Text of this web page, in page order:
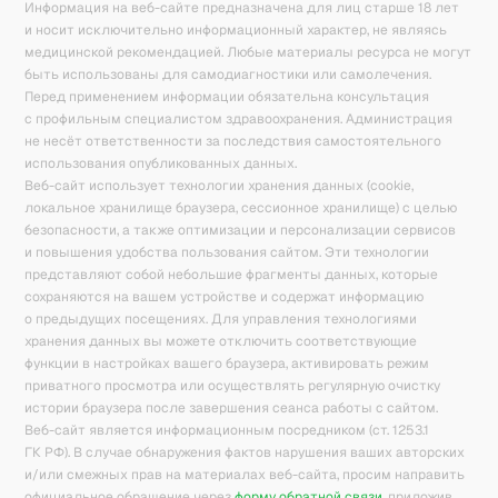
Информация на веб-сайте предназначена для лиц старше 18 лет
и носит исключительно информационный характер, не являясь
медицинской рекомендацией. Любые материалы ресурса не могут
быть использованы для самодиагностики или самолечения.
Перед применением информации обязательна консультация
с профильным специалистом здравоохранения. Администрация
не несёт ответственности за последствия самостоятельного
использования опубликованных данных.
Веб-сайт использует технологии хранения данных (cookie,
локальное хранилище браузера, сессионное хранилище) с целью
безопасности, а также оптимизации и персонализации сервисов
и повышения удобства пользования сайтом. Эти технологии
представляют собой небольшие фрагменты данных, которые
сохраняются на вашем устройстве и содержат информацию
о предыдущих посещениях. Для управления технологиями
хранения данных вы можете отключить соответствующие
функции в настройках вашего браузера, активировать режим
приватного просмотра или осуществлять регулярную очистку
истории браузера после завершения сеанса работы с сайтом.
Веб-сайт является информационным посредником (ст. 1253.1
ГК РФ). В случае обнаружения фактов нарушения ваших авторских
и/или смежных прав на материалах веб-сайта, просим направить